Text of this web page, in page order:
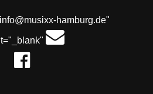
hamburg.de"